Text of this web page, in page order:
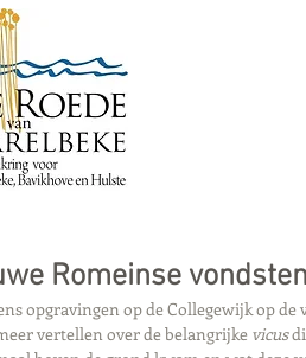
Romeinse
opgravingen op de Collegewijk op
vertellen over de belangrijke vicus